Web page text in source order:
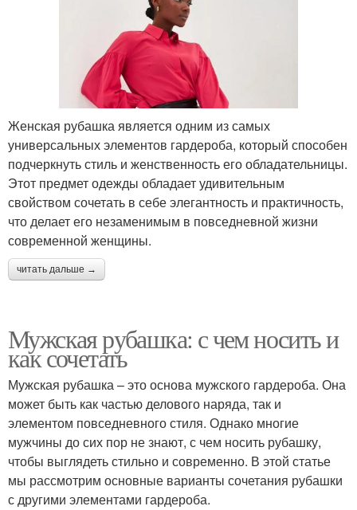
Женская рубашка является одним из самых
универсальных элементов гардероба, который способен
подчеркнуть стиль и женственность его обладательницы.
Этот предмет одежды обладает удивительным
свойством сочетать в себе элегантность и практичность,
что делает его незаменимым в повседневной жизни
современной женщины.
читать дальше →
Мужская рубашка: с чем носить и
как сочетать
Мужская рубашка – это основа мужского гардероба. Она
может быть как частью делового наряда, так и
элементом повседневного стиля. Однако многие
мужчины до сих пор не знают, с чем носить рубашку,
чтобы выглядеть стильно и современно. В этой статье
мы рассмотрим основные варианты сочетания рубашки
с другими элементами гардероба.